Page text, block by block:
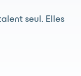
seul. Elles